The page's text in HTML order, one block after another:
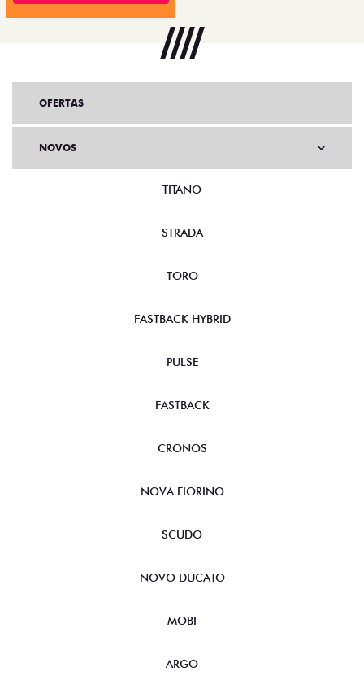
OFERTAS
NOVOS
TITANO
STRADA
TORO
FASTBACK HYBRID
PULSE
FASTBACK
CRONOS
NOVA FIORINO
SCUDO
NOVO DUCATO
MOBI
ARGO